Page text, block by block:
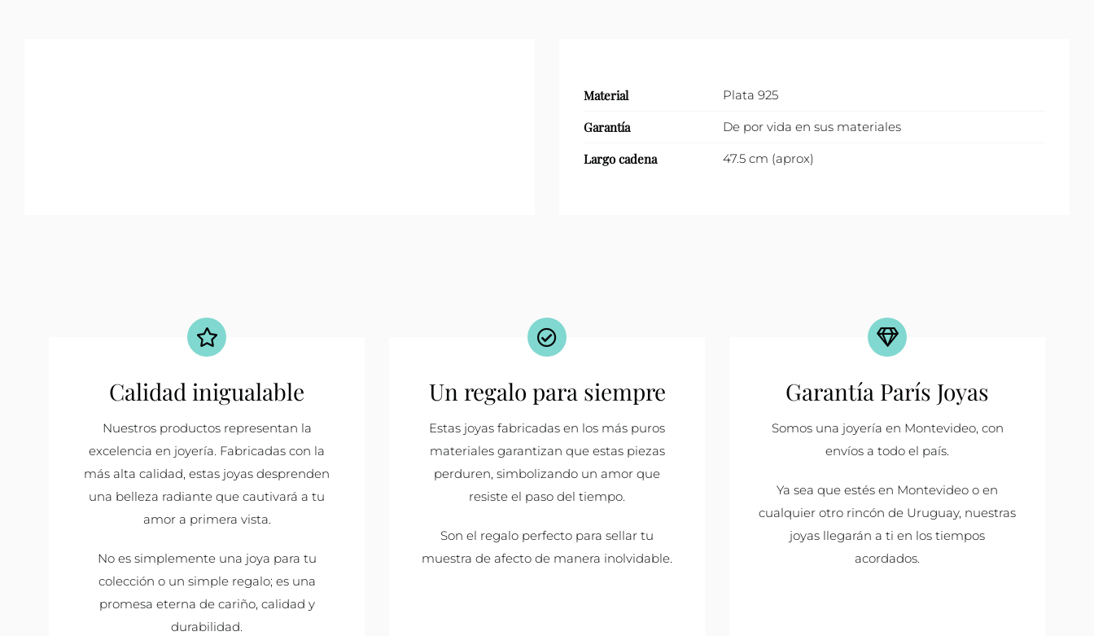
Material Plata 925
Garantía De por vida en sus materiales
Largo cadena 47.5 cm (aprox)
Calidad inigualable
Nuestros productos representan la
excelencia en joyería. Fabricadas con la
más alta calidad, estas joyas desprenden
una belleza radiante que cautivará a tu
amor a primera vista.
No es simplemente una joya para tu
colección o un simple regalo; es una
promesa eterna de cariño, calidad y
durabilidad.
Un regalo para siempre
Estas joyas fabricadas en los más puros
materiales garantizan que estas piezas
perduren, simbolizando un amor que
resiste el paso del tiempo.
Son el regalo perfecto para sellar tu
muestra de afecto de manera inolvidable.
Garantía París Joyas
Somos una joyería en Montevideo, con
envíos a todo el país.
Ya sea que estés en Montevideo o en
cualquier otro rincón de Uruguay, nuestras
joyas llegarán a ti en los tiempos
acordados.